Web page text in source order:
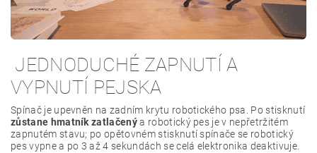
JEDNODUCHÉ ZAPNUTÍ A
VYPNUTÍ PEJSKA
Spínač je upevněn na zadním krytu robotického psa. Po stisknutí
zůstane hmatník zatlačenýa robotický pes je v nepřetržitém
zapnutém stavu; po opětovném stisknutí spínače se robotický
pes vypne a po 3 až 4 sekundách se celá elektronika deaktivuje.